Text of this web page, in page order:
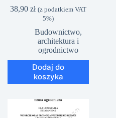
38,90zł (z podatkiem VAT
5%)
Budownictwo,
architektura i
ogrodnictwo
Dodaj do
koszyka